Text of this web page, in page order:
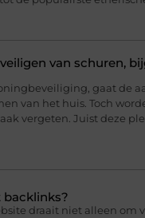
van schuren,
gaat de
van het huis. Toch
vergeten. Juist deze
draait niet alleen om